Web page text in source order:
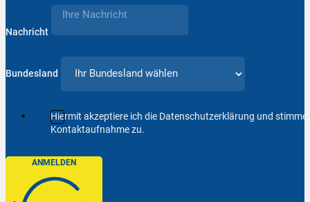
Nachricht
Bundesland
Hiermit akzeptiere ich die Datenschutzerklärung und
Kontaktaufnahme zu.
ANMELDEN